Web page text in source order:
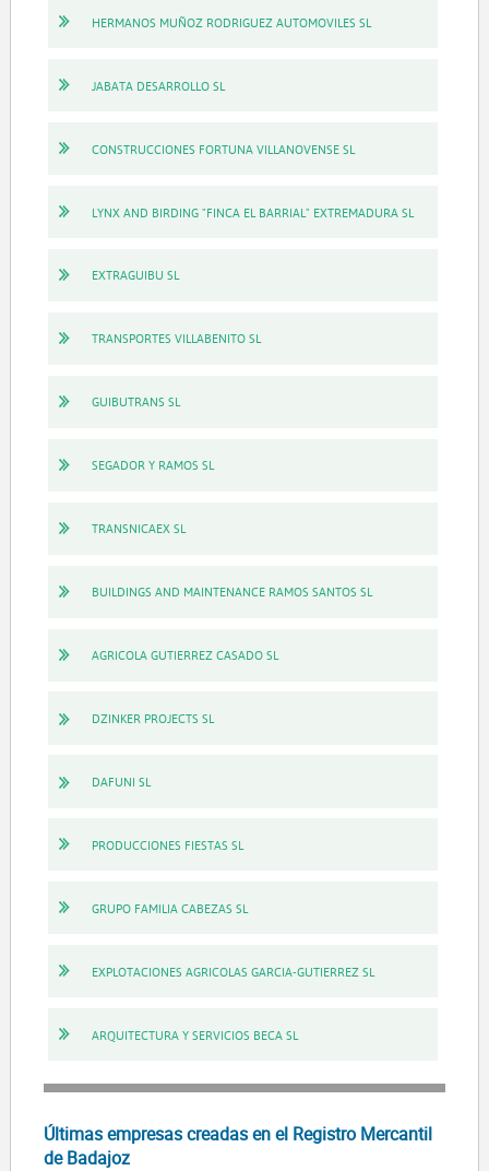
HERMANOS MUÑOZ RODRIGUEZ AUTOMOVILES SL
JABATA DESARROLLO SL
CONSTRUCCIONES FORTUNA VILLANOVENSE SL
LYNX AND BIRDING "FINCA EL BARRIAL" EXTREMADURA SL
EXTRAGUIBU SL
TRANSPORTES VILLABENITO SL
GUIBUTRANS SL
SEGADOR Y RAMOS SL
TRANSNICAEX SL
BUILDINGS AND MAINTENANCE RAMOS SANTOS SL
AGRICOLA GUTIERREZ CASADO SL
DZINKER PROJECTS SL
DAFUNI SL
PRODUCCIONES FIESTAS SL
GRUPO FAMILIA CABEZAS SL
EXPLOTACIONES AGRICOLAS GARCIA-GUTIERREZ SL
ARQUITECTURA Y SERVICIOS BECA SL
Últimas empresas creadas en el Registro Mercantil
de Badajoz